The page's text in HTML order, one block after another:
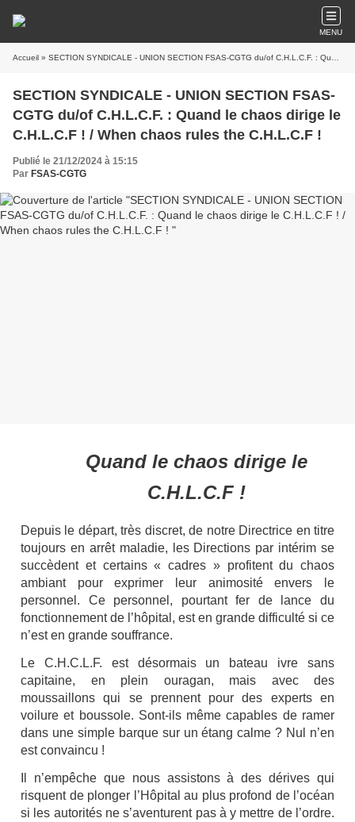
MENU
Accueil » SECTION SYNDICALE - UNION SECTION FSAS-CGTG du/of C.H.L.C.F. : Quand le chaos dirige le C.H.L.C.F ! / When chaos rules the C.H.L.C.F !
SECTION SYNDICALE - UNION SECTION FSAS-
CGTG du/of C.H.L.C.F. : Quand le chaos dirige le
C.H.L.C.F ! / When chaos rules the C.H.L.C.F !
Publié le 21/12/2024 à 15:15
Par FSAS-CGTG
Quand le chaos dirige le
C.H.L.C.F !
Depuis le départ, très discret, de notre Directrice en titre
toujours en arrêt maladie, les Directions par intérim se
succèdent et certains « cadres » profitent du chaos
ambiant pour exprimer leur animosité envers le
personnel. Ce personnel, pourtant fer de lance du
fonctionnement de l’hôpital, est en grande difficulté si ce
n’est en grande souffrance.
Le C.H.C.L.F. est désormais un bateau ivre sans
capitaine, en plein ouragan, mais avec des
moussaillons qui se prennent pour des experts en
voilure et boussole. Sont-ils même capables de ramer
dans une simple barque sur un étang calme ? Nul n’en
est convaincu !
Il n’empêche que nous assistons à des dérives qui
risquent de plonger l’Hôpital au plus profond de l’océan
si les autorités ne s’aventurent pas à y mettre de l’ordre.